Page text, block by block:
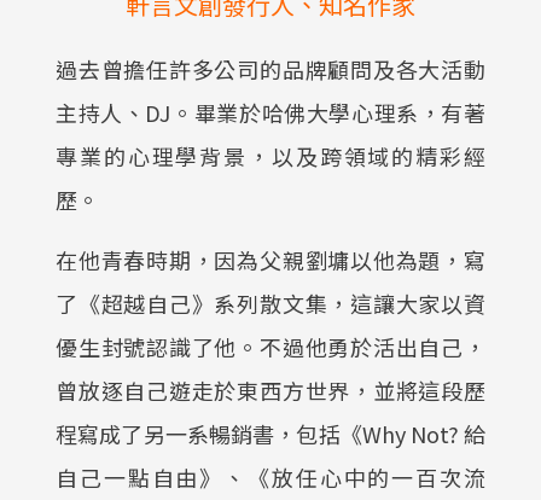
過去曾擔任許多公司的品牌顧問及各大活動
主持人、DJ。畢業於哈佛大學心理系，有著
專業的心理學背景，以及跨領域的精彩經
歷。
在他青春時期，因為父親劉墉以他為題，寫
了《超越自己》系列散文集，這讓大家以資
優生封號認識了他。不過他勇於活出自己，
曾放逐自己遊走於東西方世界，並將這段歷
程寫成了另一系暢銷書，包括《Why Not? 給
自己一點自由》、《放任心中的一百次流